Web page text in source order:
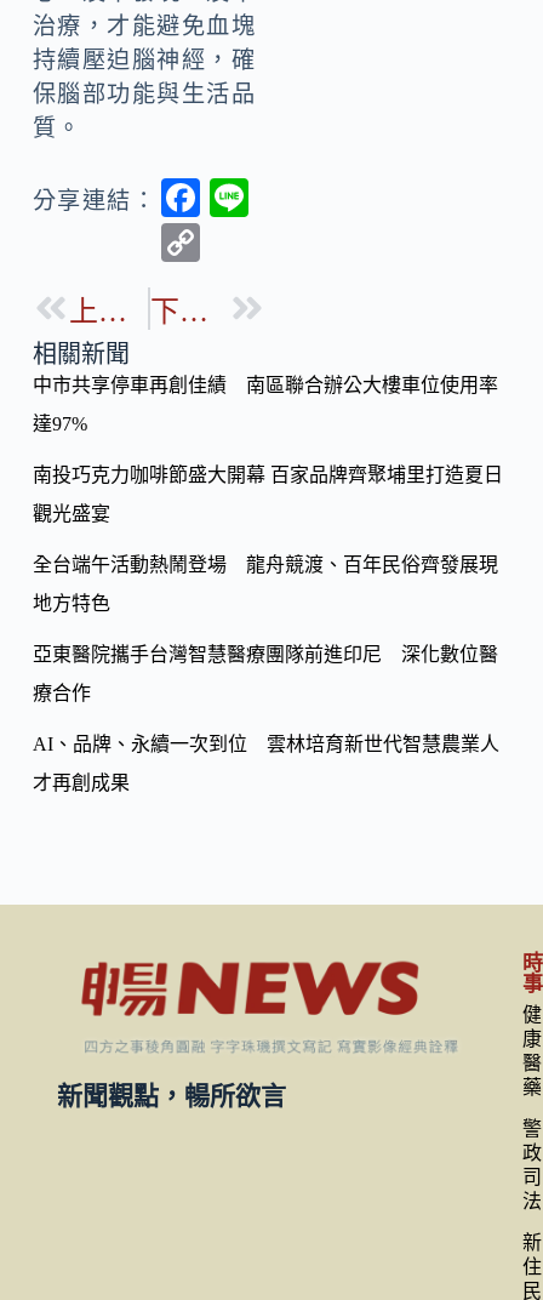
治療，才能避免血塊
持續壓迫腦神經，確
保腦部功能與生活品
質。
分享連結：
F
b
o
p
Li
k
上一篇 下一篇
相關新聞
中市共享停車再創佳績 南區聯合辦公大樓車位使用率
達97%
南投巧克力咖啡節盛大開幕 百家品牌齊聚埔里打造夏日
觀光盛宴
全台端午活動熱鬧登場 龍舟競渡、百年民俗齊發展現
地方特色
亞東醫院攜手台灣智慧醫療團隊前進印尼 深化數位醫
療合作
AI、品牌、永續一次到位 雲林培育新世代智慧農業人
才再創成果
新聞觀點，暢所欲言
時
事
健
康
醫
藥
警
政
司
法
新
住
民